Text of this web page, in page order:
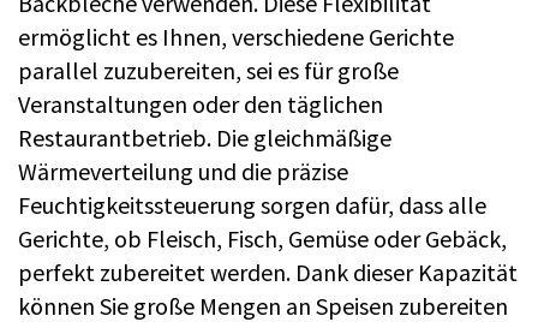
ermöglicht es Ihnen, verschiedene Gerichte
parallel zuzubereiten, sei es für große
Veranstaltungen oder den täglichen
Restaurantbetrieb. Die gleichmäßige
Wärmeverteilung und die präzise
Feuchtigkeitssteuerung sorgen dafür, dass alle
Gerichte, ob Fleisch, Fisch, Gemüse oder Gebäck,
perfekt zubereitet werden. Dank dieser Kapazität
können Sie große Mengen an Speisen zubereiten